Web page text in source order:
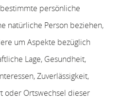
persönliche
natürliche Person beziehen,
um Aspekte bezüglich
Lage, Gesundheit,
Zuverlässigkeit,
oder Ortswechsel dieser